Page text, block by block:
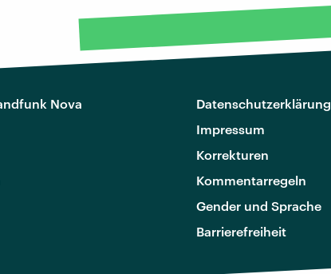
Nova
Datenschutzerklärung
Impressum
Korrekturen
Kommentarregeln
Gender und Sprache
Barrierefreiheit